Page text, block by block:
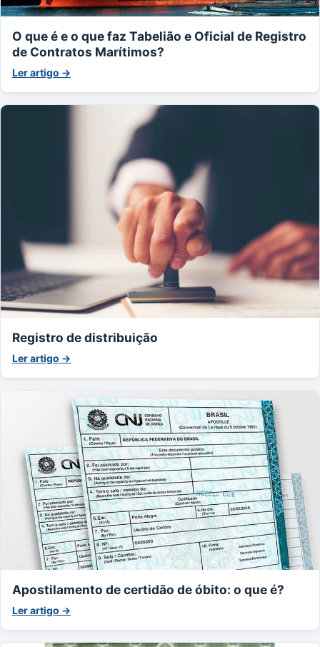
O que é e o que faz Tabelião e Oficial de Registro
de Contratos Marítimos?
Ler artigo →
Registro de distribuição
Ler artigo →
Apostilamento de certidão de óbito: o que é?
Ler artigo →